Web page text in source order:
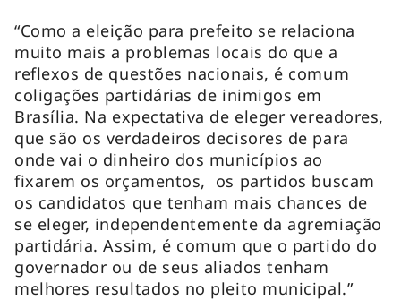
“Como a eleição para prefeito se relaciona
muito mais a problemas locais do que a
reflexos de questões nacionais, é comum
coligações partidárias de inimigos em
Brasília. Na expectativa de eleger vereadores,
que são os verdadeiros decisores de para
onde vai o dinheiro dos municípios ao
fixarem os orçamentos, os partidos buscam
os candidatos que tenham mais chances de
se eleger, independentemente da agremiação
partidária. Assim, é comum que o partido do
governador ou de seus aliados tenham
melhores resultados no pleito municipal.”